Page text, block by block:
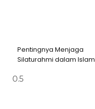
Pentingnya Menjaga
Silaturahmi dalam Islam